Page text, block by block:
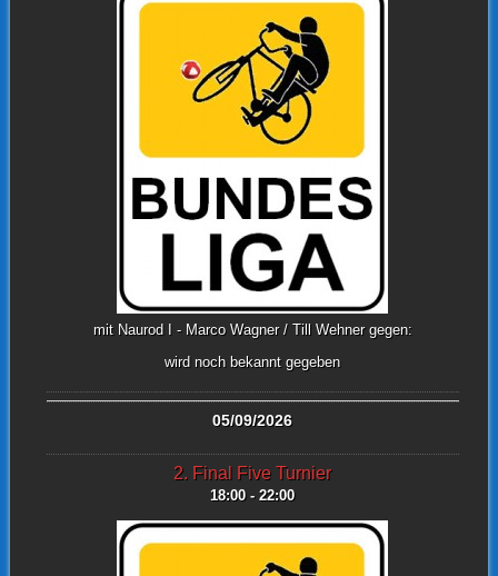
mit Naurod I - Marco Wagner / Till Wehner gegen:
wird noch bekannt gegeben
05/09/2026
2. Final Five Turnier
18:00 - 22:00